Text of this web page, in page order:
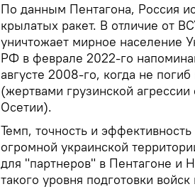
По данным Пентагона, Россия
крылатых ракет. В отличие от
уничтожает мирное население
РФ в феврале 2022-го
августе 2008-го, когда не
(жертвами грузинской
Осетии).
Темп, точность и
огромной украинской
для "партнеров" в Пентагоне и
такого уровня подготовки войск